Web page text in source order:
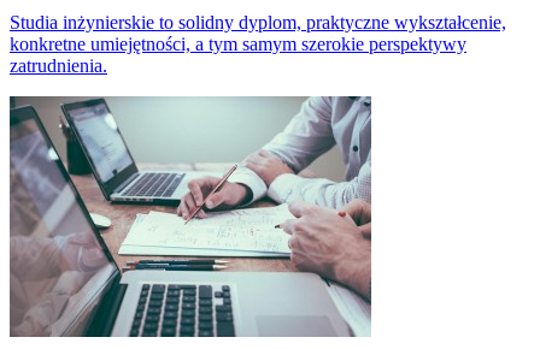
Studia inżynierskie to solidny dyplom, praktyczne wykształcenie,
konkretne umiejętności, a tym samym szerokie perspektywy
zatrudnienia.